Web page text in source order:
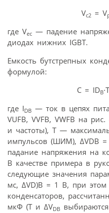
Vc2 = V
где Vec — падение
диодах нижних IGBT.
Емкость бутстрепных
формулой:
C = IDB
где IDB — ток в цепях
VUFB, VVFB, VWFB на
и частоты), Т —
импульсов (ШИМ), ΔVDB =
падание напряжения на
В качестве примера в
следующие значения
мс, ΔVD)B = 1 В, при этом
конденсаторов,
мкФ (Т и ΔVDB